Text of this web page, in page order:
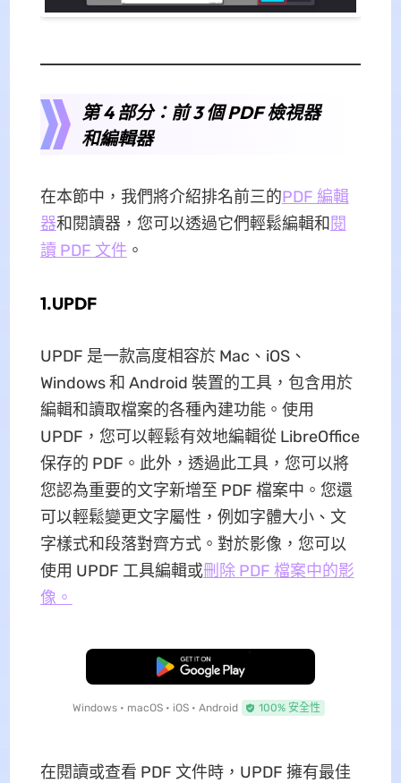
第 4 部分：前 3 個 PDF 檢視器
和編輯器
在本節中，我們將介紹排名前三的PDF 編輯
器和閱讀器，您可以透過它們輕鬆編輯和 閱
讀 PDF 文件 。
1.UPDF
UPDF 是一款高度相容於 Mac、iOS、
Windows 和 Android 裝置的工具，包含用於
編輯和讀取檔案的各種內建功能。使用
UPDF，您可以輕鬆有效地編輯從 LibreOffice
保存的 PDF。此外，透過此工具，您可以將
您認為重要的文字新增至 PDF 檔案中。您還
可以輕鬆變更文字屬性，例如字體大小、文
字樣式和段落對齊方式。對於影像，您可以
使用 UPDF 工具編輯或刪除 PDF 檔案中的影
像。
免費下載
Windows • macOS • iOS • Android 100% 安全性
在閱讀或查看 PDF 文件時，UPDF 擁有最佳